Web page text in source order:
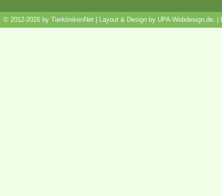
© 2012-2026 by TierklinikenNet | Layout & Design by UPA-Webdesign.de.